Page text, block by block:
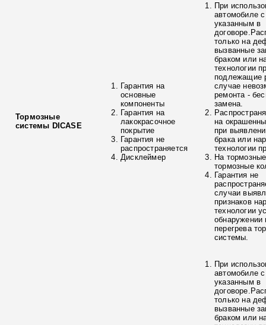
Тормозные
системы DICASE
Гарантия на
основные
компоненты
Гарантия на
лакокрасочное
покрытие
Гарантия не
распространяется
Дисклеймер
При
автомобиле
указанным в
только на
вызванные
браком или
технологии
подлежащие
случае
ремонта -
замена.
на
при
брака или
технологии
На
тормозные
Гарантия не
случаи
признаков
технологии
обнаружении
перегрева
системы.
При
автомобиле
указанным в
только на
вызванные
браком или